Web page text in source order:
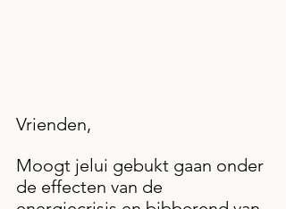
Vrienden,
Moogt jelui gebukt gaan onder
de effecten van de